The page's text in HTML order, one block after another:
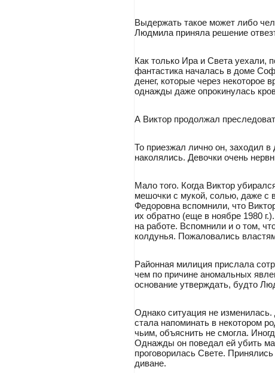
Выдержать такое может либо
Людмила приняла решение
Как только Ира и Света уехали,
фантастика началась в доме
денег, которые через некоторое
однажды даже опрокинулась
А Виктор продолжал
То приезжал лично он, заходил
наколялись. Девочки очень
Мало того. Когда Виктор
мешочки с мукой, солью, даже с
Федоровна вспомнили, что
их обратно (еще в ноябре 1980
на работе. Вспомнили и о том,
колдунья. Пожаловались
Районная милиция прислала
чем по причине аномальных
основание утверждать, будто
Однако ситуация не
стала напоминать в некотором
чьим, объяснить не смогла.
Однажды он поведал ей убить
проговорилась Свете.
диване.